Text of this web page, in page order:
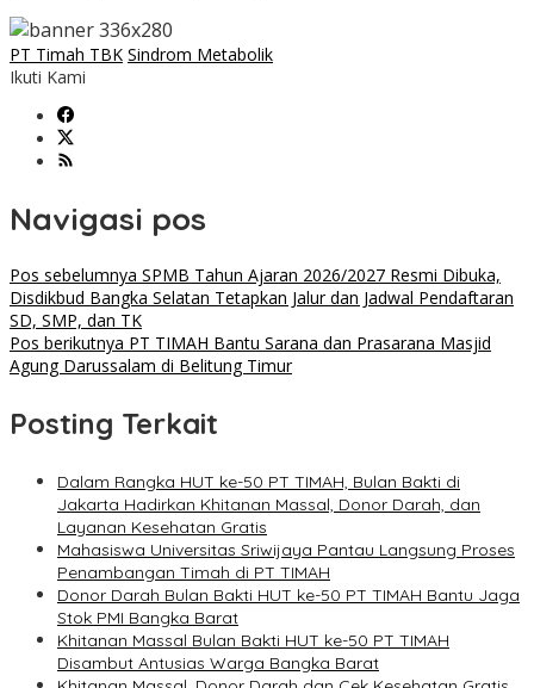
PT Timah TBK Sindrom Metabolik
Ikuti Kami
Navigasi pos
Pos sebelumnya SPMB Tahun Ajaran 2026/2027 Resmi Dibuka,
Disdikbud Bangka Selatan Tetapkan Jalur dan Jadwal Pendaftaran
SD, SMP, dan TK
Pos berikutnya PT TIMAH Bantu Sarana dan Prasarana Masjid
Agung Darussalam di Belitung Timur
Posting Terkait
Dalam Rangka HUT ke-50 PT TIMAH, Bulan Bakti di
Jakarta Hadirkan Khitanan Massal, Donor Darah, dan
Layanan Kesehatan Gratis
Mahasiswa Universitas Sriwijaya Pantau Langsung Proses
Penambangan Timah di PT TIMAH
Donor Darah Bulan Bakti HUT ke-50 PT TIMAH Bantu Jaga
Stok PMI Bangka Barat
Khitanan Massal Bulan Bakti HUT ke-50 PT TIMAH
Disambut Antusias Warga Bangka Barat